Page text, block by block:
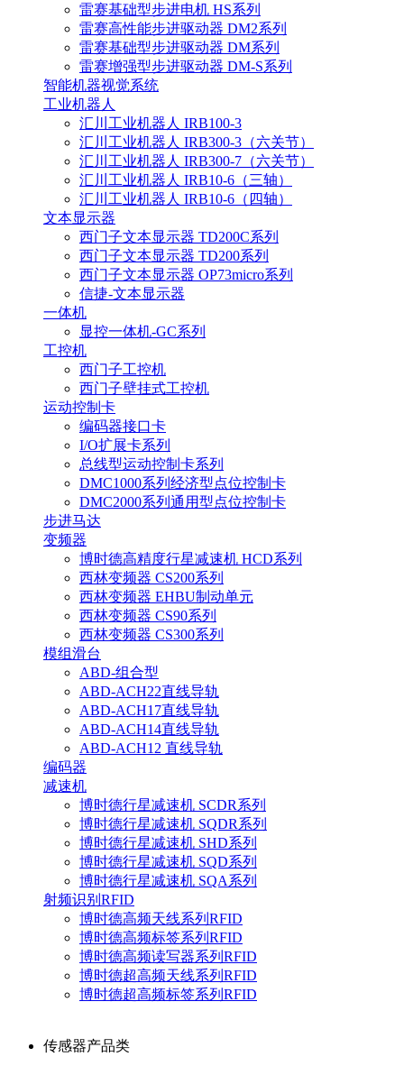
雷赛基础型步进电机 HS系列
雷赛高性能步进驱动器 DM2系列
雷赛基础型步进驱动器 DM系列
雷赛增强型步进驱动器 DM-S系列
智能机器视觉系统
工业机器人
汇川工业机器人 IRB100-3
汇川工业机器人 IRB300-3（六关节）
汇川工业机器人 IRB300-7（六关节）
汇川工业机器人 IRB10-6（三轴）
汇川工业机器人 IRB10-6（四轴）
文本显示器
西门子文本显示器 TD200C系列
西门子文本显示器 TD200系列
西门子文本显示器 OP73micro系列
信捷-文本显示器
一体机
显控一体机-GC系列
工控机
西门子工控机
西门子壁挂式工控机
运动控制卡
编码器接口卡
I/O扩展卡系列
总线型运动控制卡系列
DMC1000系列经济型点位控制卡
DMC2000系列通用型点位控制卡
步进马达
变频器
博时德高精度行星减速机 HCD系列
西林变频器 CS200系列
西林变频器 EHBU制动单元
西林变频器 CS90系列
西林变频器 CS300系列
模组滑台
ABD-组合型
ABD-ACH22直线导轨
ABD-ACH17直线导轨
ABD-ACH14直线导轨
ABD-ACH12 直线导轨
编码器
减速机
博时德行星减速机 SCDR系列
博时德行星减速机 SQDR系列
博时德行星减速机 SHD系列
博时德行星减速机 SQD系列
博时德行星减速机 SQA系列
射频识别RFID
博时德高频天线系列RFID
博时德高频标签系列RFID
博时德高频读写器系列RFID
博时德超高频天线系列RFID
博时德超高频标签系列RFID
传感器产品类